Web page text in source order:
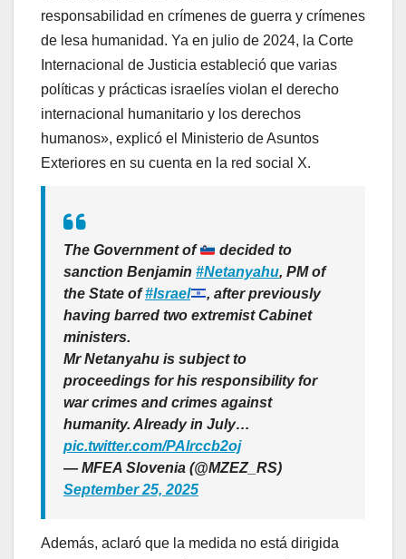
responsabilidad en crímenes de guerra y crímenes
de lesa humanidad. Ya en julio de 2024, la Corte
Internacional de Justicia estableció que varias
políticas y prácticas israelíes violan el derecho
internacional humanitario y los derechos
humanos», explicó el Ministerio de Asuntos
Exteriores en su cuenta en la red social X.
The Government of
decided to
sanction Benjamin #Netanyahu, PM of
the State of#Israel
, after previously
having barred two extremist Cabinet
ministers.
Mr Netanyahu is subject to
proceedings for his responsibility for
war crimes and crimes against
humanity. Already in July…
pic.twitter.com/PAlrccb2oj
— MFEA Slovenia (@MZEZ_RS)
September 25, 2025
Además, aclaró que la medida no está dirigida